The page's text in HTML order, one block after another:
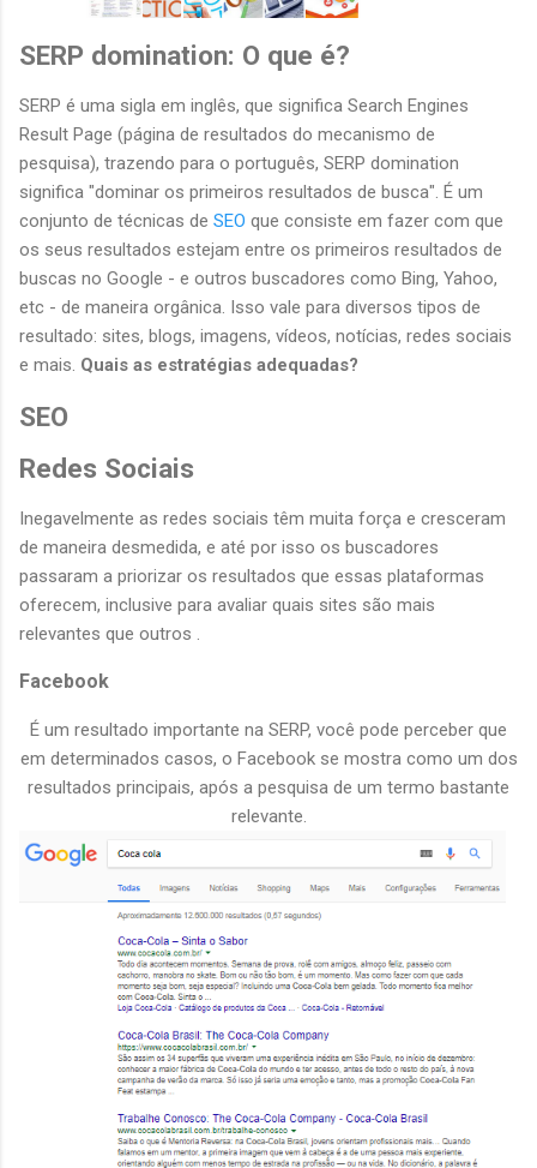
SERP domination: O que é?
SERP é uma sigla em inglês, que significa Search Engines
Result Page (página de resultados do mecanismo de
pesquisa), trazendo para o português, SERP domination
significa "dominar os primeiros resultados de busca". É um
conjunto de técnicas de SEO que consiste em fazer com que
os seus resultados estejam entre os primeiros resultados de
buscas no Google - e outros buscadores como Bing, Yahoo,
etc - de maneira orgânica. Isso vale para diversos tipos de
resultado: sites, blogs, imagens, vídeos, notícias, redes sociais
e mais. Quais as estratégias adequadas?
SEO
Redes Sociais
Inegavelmente as redes sociais têm muita força e cresceram
de maneira desmedida, e até por isso os buscadores
passaram a priorizar os resultados que essas plataformas
oferecem, inclusive para avaliar quais sites são mais
relevantes que outros .
Facebook
É um resultado importante na SERP, você pode perceber que
em determinados casos, o Facebook se mostra como um dos
resultados principais, após a pesquisa de um termo bastante
relevante.